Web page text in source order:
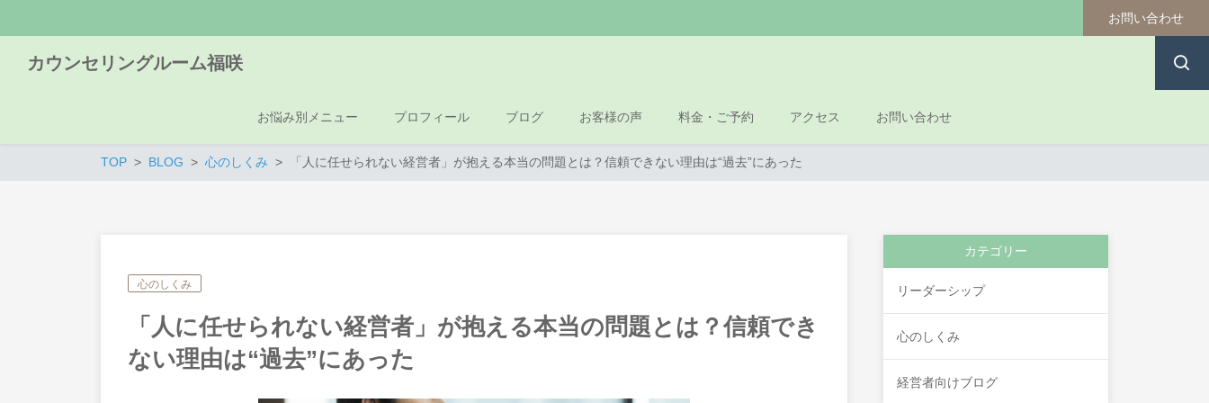
お問い合わせ
カウンセリングルーム福咲
お悩み別メニュー プロフィール ブログ お客様の声 料金・ご予約 アクセス お問い合わせ
TOP BLOG 心のしくみ 「人に任せられない経営者」が抱える本当の問題とは？信頼できない理由は“過去”にあった
心のしくみ
「人に任せられない経営者」が抱える本当の問題とは？信頼でき
ない理由は“過去”にあった
カテゴリー
リーダーシップ
心のしくみ
経営者向けブログ